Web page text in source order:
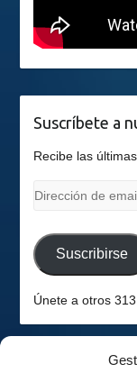
Suscríbete a
Recibe las
Dirección
email
Suscribirse
Únete a otros